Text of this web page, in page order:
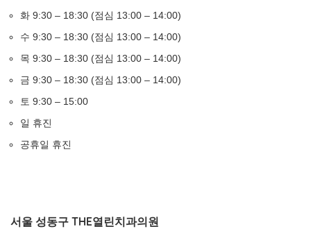
화 9:30 – 18:30 (점심 13:00 – 14:00)
수 9:30 – 18:30 (점심 13:00 – 14:00)
목 9:30 – 18:30 (점심 13:00 – 14:00)
금 9:30 – 18:30 (점심 13:00 – 14:00)
토 9:30 – 15:00
일 휴진
공휴일 휴진
서울 성동구 THE열린치과의원